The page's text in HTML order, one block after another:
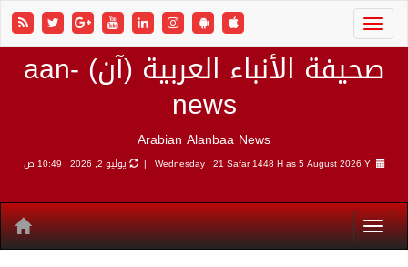
صحيفة الأنباء العربية (آن) aan-
news
Arabian Alanbaa News
Wednesday , 21 Safar 1448 H as5 August 2026 Y | يوليو 2, 2026 , 10:49 ص